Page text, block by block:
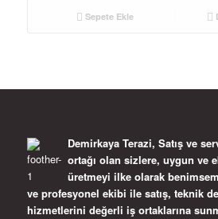
Sepete Ekle
Demirkaya Terazi, Satış ve
ortağı olan sizlere, uygun ve
üretmeyi ilke olarak
ve profesyonel ekibi ile satış, teknik
hizmetlerini değerli iş ortaklarına